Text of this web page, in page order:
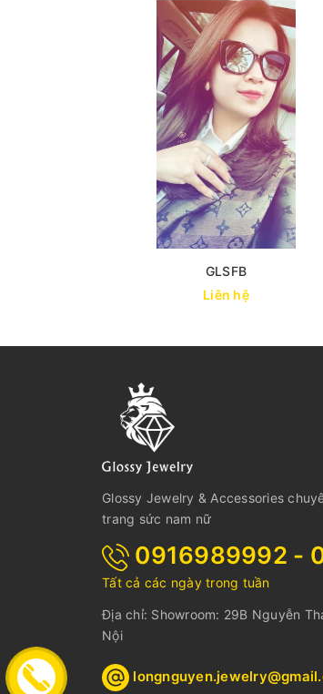
GLSFB
Liên hệ
Glossy Jewelry & Accessories
trang sức nam nữ
0916989992 -
Tất cả các ngày trong tuần
Địa chỉ: Showroom: 29B Nguyễn
Nội